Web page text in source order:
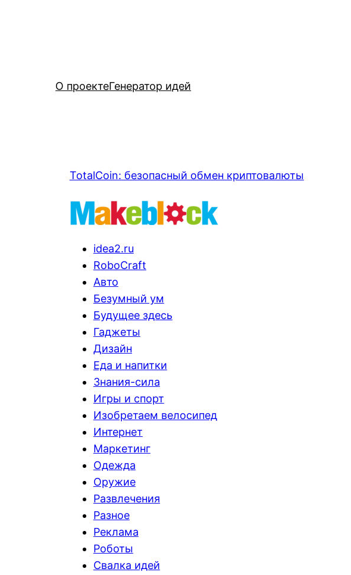
О проектеГенератор идей
TotalCoin: безопасный обмен криптовалюты
idea2.ru
RoboCraft
Авто
Безумный ум
Будущее здесь
Гаджеты
Дизайн
Еда и напитки
Знания-сила
Игры и спорт
Изобретаем велосипед
Интернет
Маркетинг
Одежда
Оружие
Развлечения
Разное
Реклама
Роботы
Свалка идей